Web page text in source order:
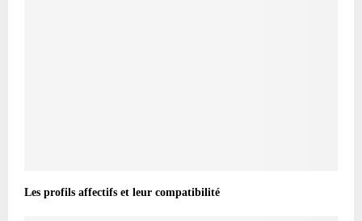
Les profils affectifs et leur compatibilité